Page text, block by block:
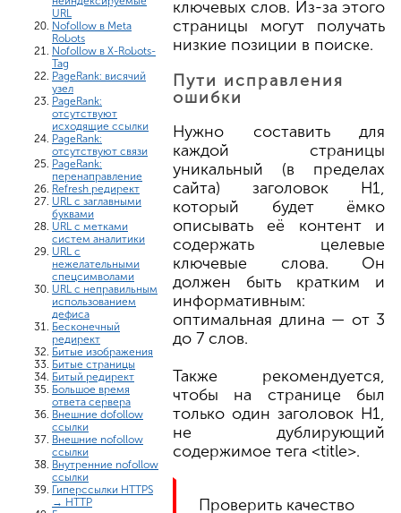
URL
Nofollow в Meta
Robots
Nofollow в X-Robots-
Tag
PageRank: висячий
узел
PageRank:
отсутствуют
исходящие ссылки
PageRank:
отсутствуют связи
PageRank:
перенаправление
Refresh редирект
URL с заглавными
буквами
URL с метками
систем аналитики
URL с
нежелательными
спецсимволами
URL с неправильным
использованием
дефиса
Бесконечный
редирект
Битые изображения
Битые страницы
Битый редирект
Большое время
ответа сервера
Внешние dofollow
ссылки
Внешние nofollow
ссылки
Внутренние nofollow
ссылки
Гиперссылки HTTPS
→ HTTP
ключевых слов. Из-за этого
страницы могут получать
низкие позиции в поиске.
Пути исправления
ошибки
Нужно составить для
каждой страницы
уникальный (в пределах
сайта) заголовок H1,
который будет ёмко
описывать её контент и
содержать целевые
ключевые слова. Он
должен быть кратким и
информативным:
оптимальная длина — от 3
до 7 слов.
Также рекомендуется,
чтобы на странице был
только один заголовок H1,
не дублирующий
содержимое тега <title>.
Проверить качество